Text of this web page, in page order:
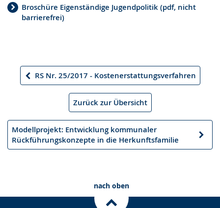
Broschüre Eigenständige Jugendpolitik (pdf, nicht
barrierefrei)
Vorheriger
RS Nr. 25/2017 - Kostenerstattungsverfahren
Zurück zur Übersicht
Modellprojekt: Entwicklung kommunaler
Rückführungskonzepte in die Herkunftsfamilie
Nächster
Artikel
nach oben